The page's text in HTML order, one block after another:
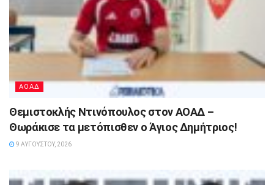
ΑΟΑΔ
Θεμιστοκλής Ντινόπουλος στον ΑΟΑΔ –
Θωράκισε τα μετόπισθεν ο Άγιος Δημήτριος!
9 ΑΥΓΟΎΣΤΟΥ, 2026